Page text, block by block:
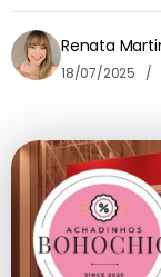
Renata
18/07/2025